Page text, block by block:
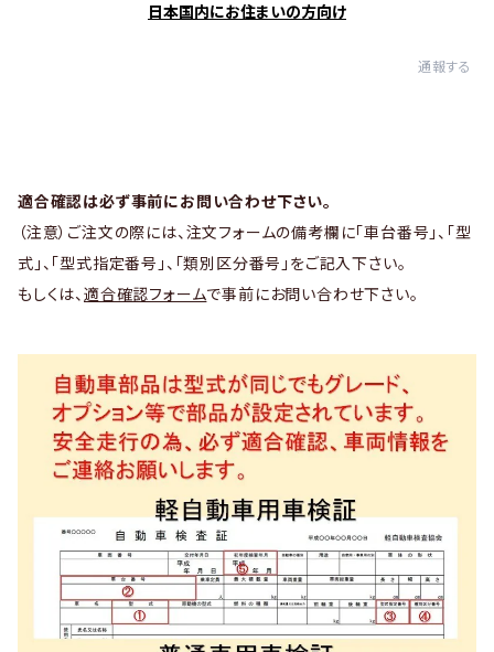
日本国内にお住まいの方向け
通報する
適合確認は必ず事前にお問い合わせ下さい。
（注意）ご注文の際には、注文フォームの備考欄に「車台番号」、「型
式」、「型式指定番号」、「類別区分番号」をご記入下さい。
もしくは、 適合確認フォームで事前にお問い合わせ下さい。